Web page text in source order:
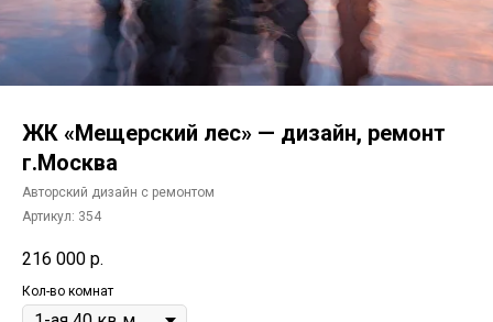
ЖК «Мещерский лес» — дизайн, ремонт
г.Москва
Авторский дизайн с ремонтом
Артикул: 354
216 000 р.
Кол-во комнат